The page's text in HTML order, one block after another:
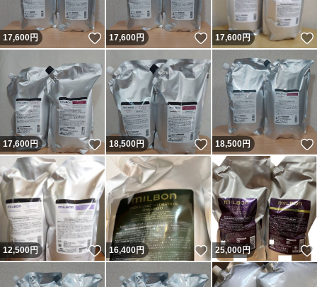
17,600円 いいね！
17,600円 いいね！
17,600円
17,600円 いいね！
18,500円 いいね！
18,500円
12,500円 いいね！
16,400円 いいね！
25,000円